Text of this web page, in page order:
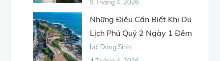
9 Tháng 4, 2026
Những Điều Cần Biết Khi Du
Lịch Phú Quý 2 Ngày 1 Đêm
bởi Dong Sinh